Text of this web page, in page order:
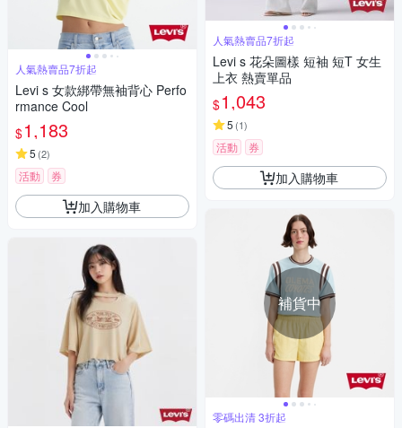
人氣熱賣品7折起
Levi s 女款綁帶無袖背心 Perfo
rmance Cool
$1,183
5 (2)
活動 券
加入購物車
人氣熱賣品7折起
Levi s 花朵圖樣 短袖 短T 女生
上衣 熱賣單品
$1,043
5 (1)
活動 券
加入購物車
補貨中
零碼出清 3折起